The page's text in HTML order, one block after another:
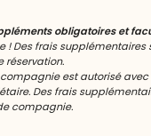
obligatoires et
! Des frais supplémentaires
réservation.
est autorisé avec
Des frais
compagnie.